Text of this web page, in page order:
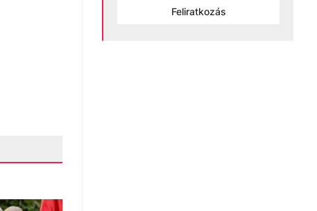
Feliratkozás